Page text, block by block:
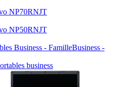
NP70RNJT
NP50RNJT
Business -
business